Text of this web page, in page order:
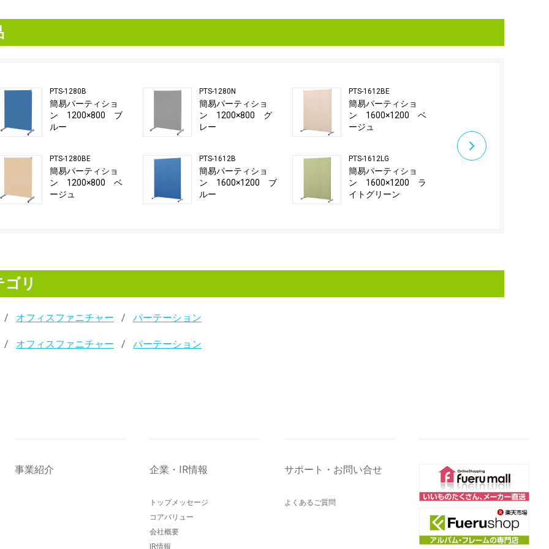
PTS-1280B
簡易パーティショ
ン 1200×800 ブ
ルー
PTS-1280BE
簡易パーティショ
ン 1200×800 ベ
ージュ
PTS-1280N
簡易パーティショ
ン 1200×800 グ
レー
PTS-1612B
簡易パーティショ
ン 1600×1200 ブ
ルー
PTS-1612BE
簡易パーティショ
ン 1600×1200 ベ
ージュ
PTS-1612LG
簡易パーティショ
ン 1600×1200 ラ
イトグリーン
リ
オフィスファニチャー パーテーション
オフィスファニチャー パーテーション
事業紹介 企業・IR情報
トップメッセージ
コアバリュー
会社概要
IR情報
サポート・お問い合せ
よくあるご質問